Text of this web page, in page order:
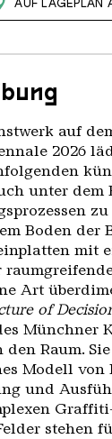
AUF LAGEPLAN
auf
2026
unter
Boden der
mit
Art
of
Münchner
den Raum.
Modell von
und
stehen